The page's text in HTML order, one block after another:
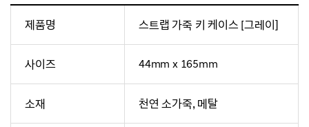
제품명 스트랩 가죽 키 케이스 [그레이]
사이즈 44mm x 165mm
소재 천연 소가죽, 메탈